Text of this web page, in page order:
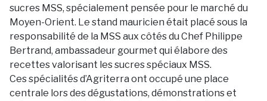
sucres MSS, spécialement pensée pour le marché du
Moyen-Orient. Le stand mauricien était placé sous la
responsabilité de la MSS aux côtés du Chef Philippe
Bertrand, ambassadeur gourmet qui élabore des
recettes valorisant les sucres spéciaux MSS.
Ces spécialités d’Agriterra ont occupé une place
centrale lors des dégustations, démonstrations et